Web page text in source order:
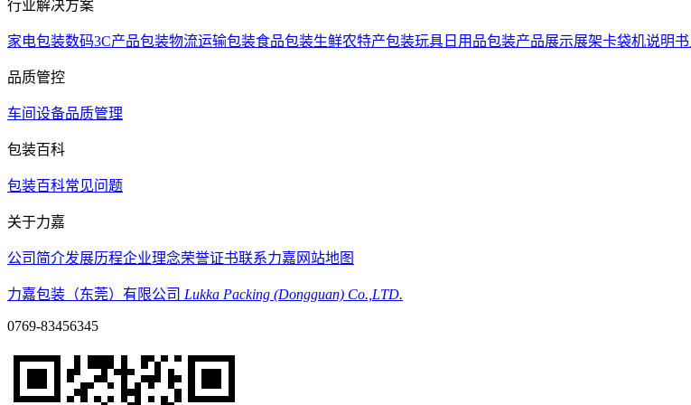
行业解决方案
家电包装数码3C产品包装物流运输包装食品包装生鲜农特产包装玩具日用品包装产品展示展架卡袋机说明书
品质管控
车间设备品质管理
包装百科
包装百科常见问题
关于力嘉
公司简介发展历程企业理念荣誉证书联系力嘉 网站地图
力嘉包装（东莞）有限公司 Lukka Packing (Dongguan) Co.,LTD.
0769-83456345